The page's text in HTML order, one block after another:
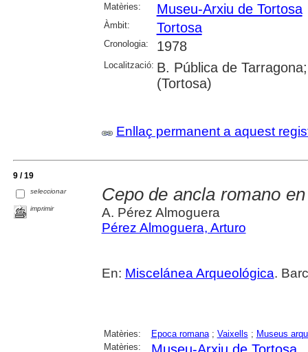
Matèries: Museu-Arxiu de Tortosa
Àmbit: Tortosa
Cronologia: 1978
Localització: B. Pública de
(Tortosa)
Enllaç permanent a aquest
9 / 19
seleccionar
imprimir
Cepo de ancla romano
A. Pérez Almoguera
Pérez Almoguera, Arturo
En: Miscelánea Arqueológica.
Matèries: Epoca romana; Vaixells ; Museus
Matèries: